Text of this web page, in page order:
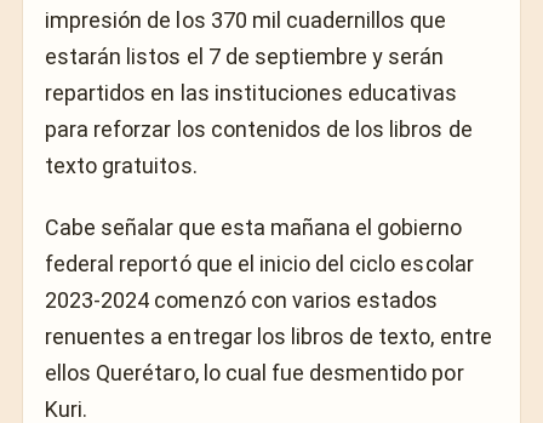
impresión de los 370 mil cuadernillos que
estarán listos el 7 de septiembre y serán
repartidos en las instituciones educativas
para reforzar los contenidos de los libros de
texto gratuitos.
Cabe señalar que esta mañana el gobierno
federal reportó que el inicio del ciclo escolar
2023-2024 comenzó con varios estados
renuentes a entregar los libros de texto, entre
ellos Querétaro, lo cual fue desmentido por
Kuri.